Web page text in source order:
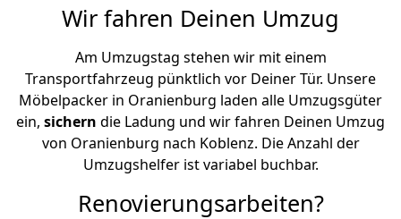
Wir fahren Deinen Umzug
Am Umzugstag stehen wir mit einem
Transportfahrzeug pünktlich vor Deiner Tür. Unsere
Möbelpacker in Oranienburg laden alle Umzugsgüter
ein, sichern die Ladung und wir fahren Deinen Umzug
von Oranienburg nach Koblenz. Die Anzahl der
Umzugshelfer ist variabel buchbar.
Renovierungsarbeiten?